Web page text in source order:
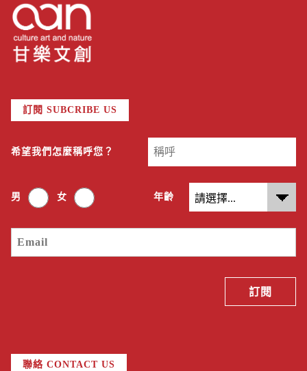
訂閱 SUBCRIBE US
希望我們怎麼稱呼您？
男 女 年齡
聯絡 CONTACT US